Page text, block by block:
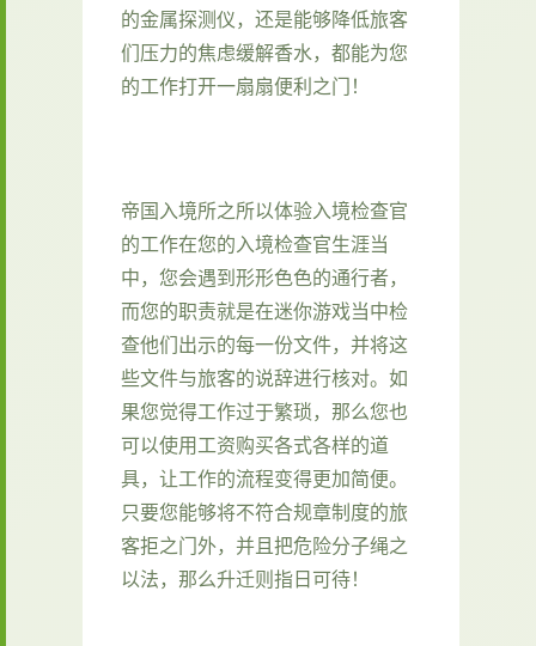
的金属探测仪，还是能够降低旅客
们压力的焦虑缓解香水，都能为您
的工作打开一扇扇便利之门！
帝国入境所之所以体验入境检查官
的工作在您的入境检查官生涯当
中，您会遇到形形色色的通行者，
而您的职责就是在迷你游戏当中检
查他们出示的每一份文件，并将这
些文件与旅客的说辞进行核对。如
果您觉得工作过于繁琐，那么您也
可以使用工资购买各式各样的道
具，让工作的流程变得更加简便。
只要您能够将不符合规章制度的旅
客拒之门外，并且把危险分子绳之
以法，那么升迁则指日可待！